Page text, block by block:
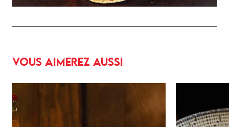
Vous aimerez aussi